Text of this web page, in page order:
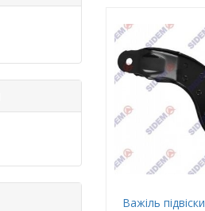
Важіль підвіски